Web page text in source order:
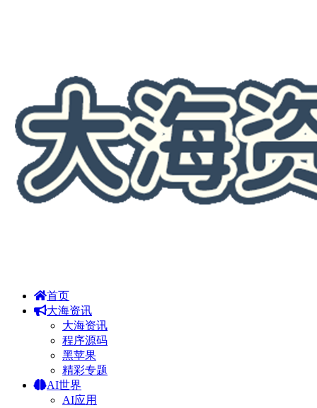
首页
大海资讯
大海资讯
程序源码
黑苹果
精彩专题
AI世界
AI应用